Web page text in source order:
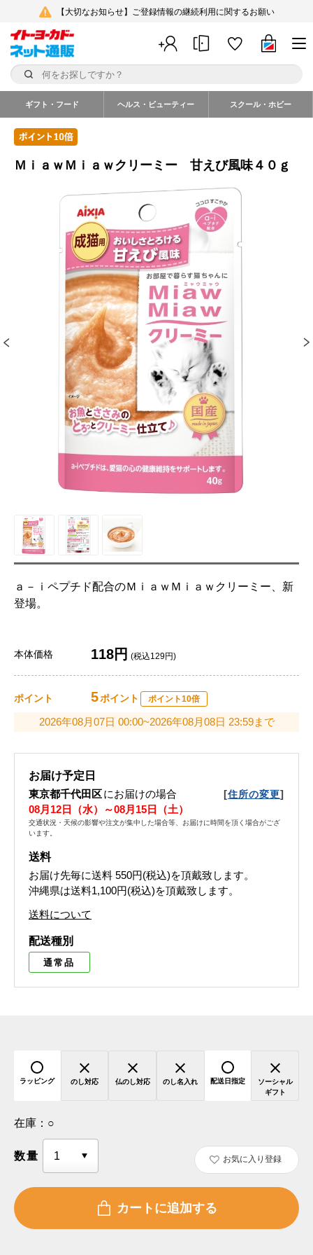
【大切なお知らせ】ご登録情報の継続利用に関するお願い
ギフト・フード ヘルス・ビューティー スクール・ホビー
ＭｉａｗＭｉａｗクリーミー 甘えび風味４０ｇ
ａ－ｉペプチド配合のＭｉａｗＭｉａｗクリーミー、新
登場。
本体価格 118円 (税込129円)
ポイント 5ポイント ポイント10倍
2026年08月07日 00:00~2026年08月08日 23:59まで
お届け予定日
東京都千代田区にお届けの場合 [住所の変更]
08月12日（水）～08月15日（土）
交通状況・天候の影響や注文が集中した場合等、お届けに時間を頂く場合がござ
います。
送料
お届け先毎に送料 550円(税込)を頂戴致します。
沖縄県は送料1,100円(税込)を頂戴致します。
送料について
配送種別
通常品
ラッピング のし対応 仏のし対応 のし名入れ 配送日指定
ソーシャル
ギフト
在庫： ○
数量 お気に入り登録